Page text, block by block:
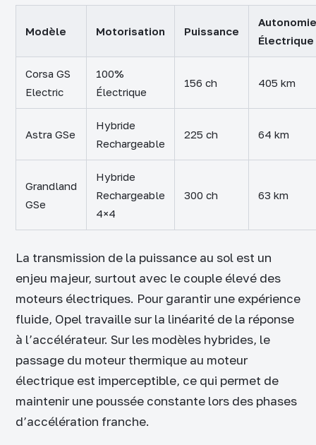
Modèle Motorisation Puissance
Autonomie
Électrique
Corsa GS
Electric
100%
Électrique
156 ch 405 km
Astra GSe
Hybride
Rechargeable
225 ch 64 km
Grandland
GSe
Hybride
Rechargeable
4×4
300 ch 63 km
La transmission de la puissance au sol est un
enjeu majeur, surtout avec le couple élevé des
moteurs électriques. Pour garantir une expérience
fluide, Opel travaille sur la linéarité de la réponse
à l’accélérateur. Sur les modèles hybrides, le
passage du moteur thermique au moteur
électrique est imperceptible, ce qui permet de
maintenir une poussée constante lors des phases
d’accélération franche.